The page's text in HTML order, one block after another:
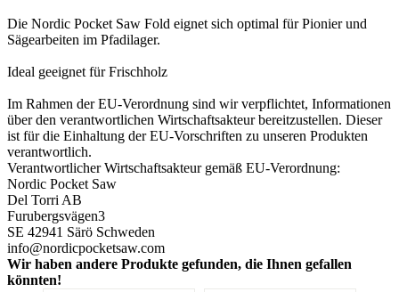
Die Nordic Pocket Saw Fold eignet sich optimal für Pionier und
Sägearbeiten im Pfadilager.
Ideal geeignet für Frischholz
Im Rahmen der EU-Verordnung sind wir verpflichtet, Informationen
über den verantwortlichen Wirtschaftsakteur bereitzustellen. Dieser
ist für die Einhaltung der EU-Vorschriften zu unseren Produkten
verantwortlich.
Verantwortlicher Wirtschaftsakteur gemäß EU-Verordnung:
Nordic Pocket Saw
Del Torri AB
Furubergsvägen3
SE 42941 Särö Schweden
info@nordicpocketsaw.com
Wir haben andere Produkte gefunden, die Ihnen gefallen
könnten!